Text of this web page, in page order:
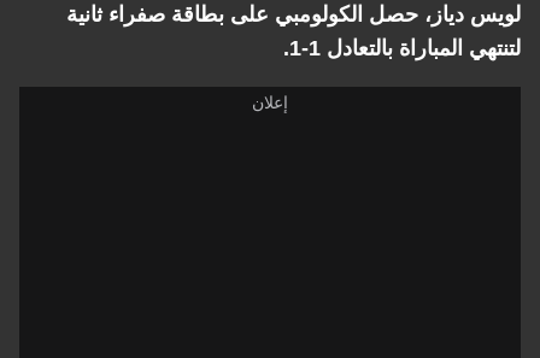
لويس دياز، حصل الكولومبي على بطاقة صفراء ثانية
لتنتهي المباراة بالتعادل 1-1.